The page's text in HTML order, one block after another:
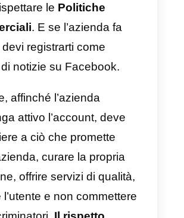
rispettare
. In caso contrario,
aziendale potrebbe
chiuso e il nome non sarà
per un ulteriore